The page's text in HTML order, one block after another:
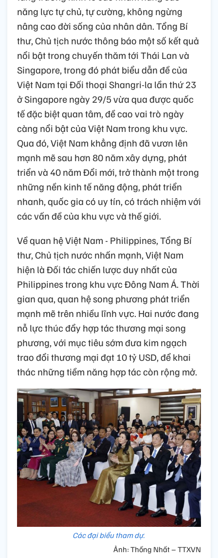
năng lực tự chủ, tự cường, không ngừng
nâng cao đời sống của nhân dân. Tổng Bí
thư, Chủ tịch nước thông báo một số kết quả
nổi bật trong chuyến thăm tới Thái Lan và
Singapore, trong đó phát biểu dẫn đề của
Việt Nam tại Đối thoại Shangri-la lần thứ 23
ở Singapore ngày 29/5 vừa qua được quốc
tế đặc biệt quan tâm, đề cao vai trò ngày
càng nổi bật của Việt Nam trong khu vực.
Qua đó, Việt Nam khẳng định đã vươn lên
mạnh mẽ sau hơn 80 năm xây dựng, phát
triển và 40 năm Đổi mới, trở thành một trong
những nền kinh tế năng động, phát triển
nhanh, quốc gia có uy tín, có trách nhiệm với
các vấn đề của khu vực và thế giới.
Về quan hệ Việt Nam - Philippines, Tổng Bí
thư, Chủ tịch nước nhấn mạnh, Việt Nam
hiện là Đối tác chiến lược duy nhất của
Philippines trong khu vực Đông Nam Á. Thời
gian qua, quan hệ song phương phát triển
mạnh mẽ trên nhiều lĩnh vực. Hai nước đang
nỗ lực thúc đẩy hợp tác thương mại song
phương, với mục tiêu sớm đưa kim ngạch
trao đổi thương mại đạt 10 tỷ USD, để khai
thác những tiềm năng hợp tác còn rộng mở.
Các đại biểu tham dự.
Ảnh: Thống Nhất – TTXVN